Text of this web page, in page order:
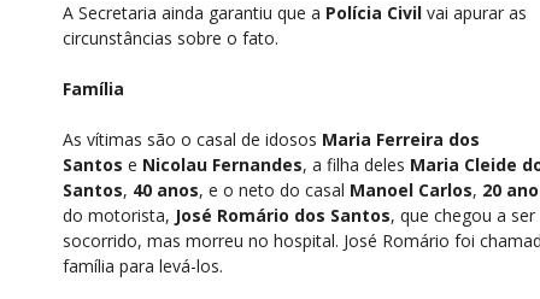
A Secretaria ainda garantiu que a Polícia Civil vai apurar as
circunstâncias sobre o fato.
Família
As vítimas são o casal de idosos Maria Ferreira dos
Santos e Nicolau Fernandes, a filha deles Maria Cleide
Santos, 40 anos, e o neto do casal Manoel Carlos, 20
do motorista, José Romário dos Santos, que chegou a ser
socorrido, mas morreu no hospital. José Romário foi
família para levá-los.